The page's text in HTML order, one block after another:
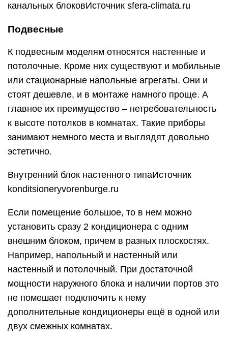
канальных блоковИсточник sfera-climata.ru
Подвесные
К подвесным моделям относятся настенные и
потолочные. Кроме них существуют и мобильные
или стационарные напольные агрегаты. Они и
стоят дешевле, и в монтаже намного проще. А
главное их преимущество – нетребовательность
к высоте потолков в комнатах. Такие приборы
занимают немного места и выглядят довольно
эстетично.
Внутренний блок настенного типаИсточник
konditsioneryvorenburge.ru
Если помещение большое, то в нем можно
установить сразу 2 кондиционера с одним
внешним блоком, причем в разных плоскостях.
Например, напольный и настенный или
настенный и потолочный. При достаточной
мощности наружного блока и наличии портов это
не помешает подключить к нему
дополнительные кондиционеры ещё в одной или
двух смежных комнатах.